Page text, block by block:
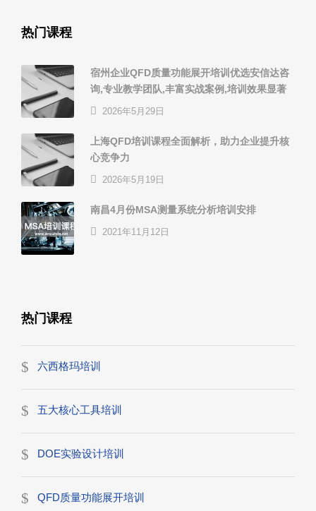
热门课程
宿州企业QFD质量功能展开培训优选安信达咨
询,专业教学团队,丰富实战案例,培训效果显著
2026年5月29日
上海QFD培训课程全面解析，助力企业提升核
心竞争力
2026年5月19日
南昌4月份MSA测量系统分析培训安排
2021年11月12日
热门课程
六西格玛培训
五大核心工具培训
DOE实验设计培训
QFD质量功能展开培训